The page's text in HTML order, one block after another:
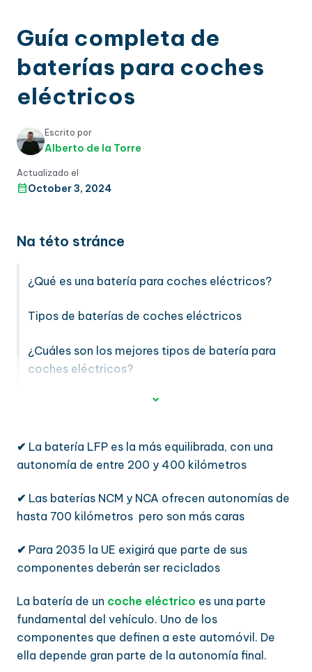
Guía completa de
baterías para coches
eléctricos
Escrito por
Alberto de la Torre
Actualizado el
October 3, 2024
Na této stránce
¿Qué es una batería para coches eléctricos?
Tipos de baterías de coches eléctricos
¿Cuáles son los mejores tipos de batería para
coches eléctricos?
✔ La batería LFP es la más equilibrada, con una
autonomía de entre 200 y 400 kilómetros
✔ Las baterías NCM y NCA ofrecen autonomías de
hasta 700 kilómetros pero son más caras
✔ Para 2035 la UE exigirá que parte de sus
componentes deberán ser reciclados
La batería de un coche eléctrico es una parte
fundamental del vehículo. Uno de los
componentes que definen a este automóvil. De
ella depende gran parte de la autonomía final.